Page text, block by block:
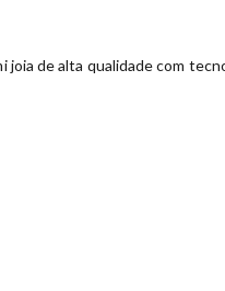
de alta qualidade com